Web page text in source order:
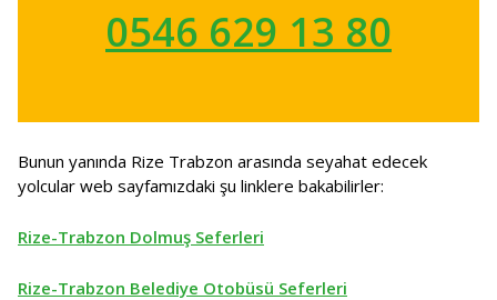
0546 629 13 80
Bunun yanında Rize Trabzon arasında seyahat edecek
yolcular web sayfamızdaki şu linklere bakabilirler:
Rize-Trabzon Dolmuş Seferleri
Rize-Trabzon Belediye Otobüsü Seferleri